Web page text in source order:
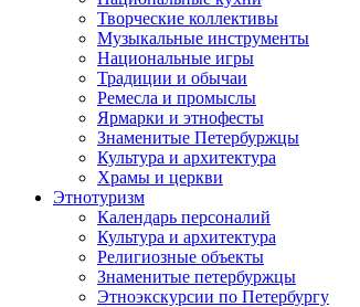
Творческие коллективы
Музыкальные инструменты
Национальные игры
Традиции и обычаи
Ремесла и промыслы
Ярмарки и этнофесты
Знаменитые Петербуржцы
Культура и архитектура
Храмы и церкви
Этнотуризм
Календарь персоналий
Культура и архитектура
Религиозные объекты
Знаменитые петербуржцы
Этноэкскурсии по Петербургу